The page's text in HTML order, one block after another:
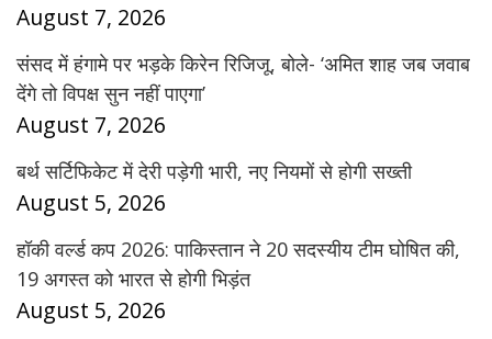
August 7, 2026
संसद में हंगामे पर भड़के किरेन रिजिजू, बोले- ‘अमित शाह जब जवाब
देंगे तो विपक्ष सुन नहीं पाएगा’
August 7, 2026
बर्थ सर्टिफिकेट में देरी पड़ेगी भारी, नए नियमों से होगी सख्ती
August 5, 2026
हॉकी वर्ल्ड कप 2026: पाकिस्तान ने 20 सदस्यीय टीम घोषित की,
19 अगस्त को भारत से होगी भिड़ंत
August 5, 2026